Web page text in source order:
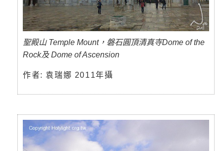
聖殿山 Temple Mount，磐石圓頂清真寺Dome of the
Rock及 Dome of Ascension
作者: 袁瑞娜 2011年攝